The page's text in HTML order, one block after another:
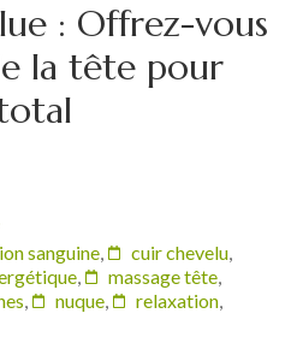
: Offrez-vous
la tête pour
sanguine, cuir chevelu,
, massage tête,
, nuque, relaxation,